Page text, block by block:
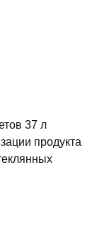
37 л
продукта